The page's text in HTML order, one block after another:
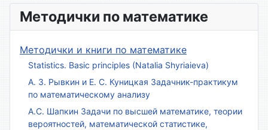
Методички по математике
Методички и книги по математике
Statistics. Basic principles (Natalia Shyriaieva)
А. З. Рывкин и Е. С. Куницкая Задачник-практикум
по математическому анализу
А.С. Шапкин Задачи по высшей математике, теории
вероятностей, математической статистике,